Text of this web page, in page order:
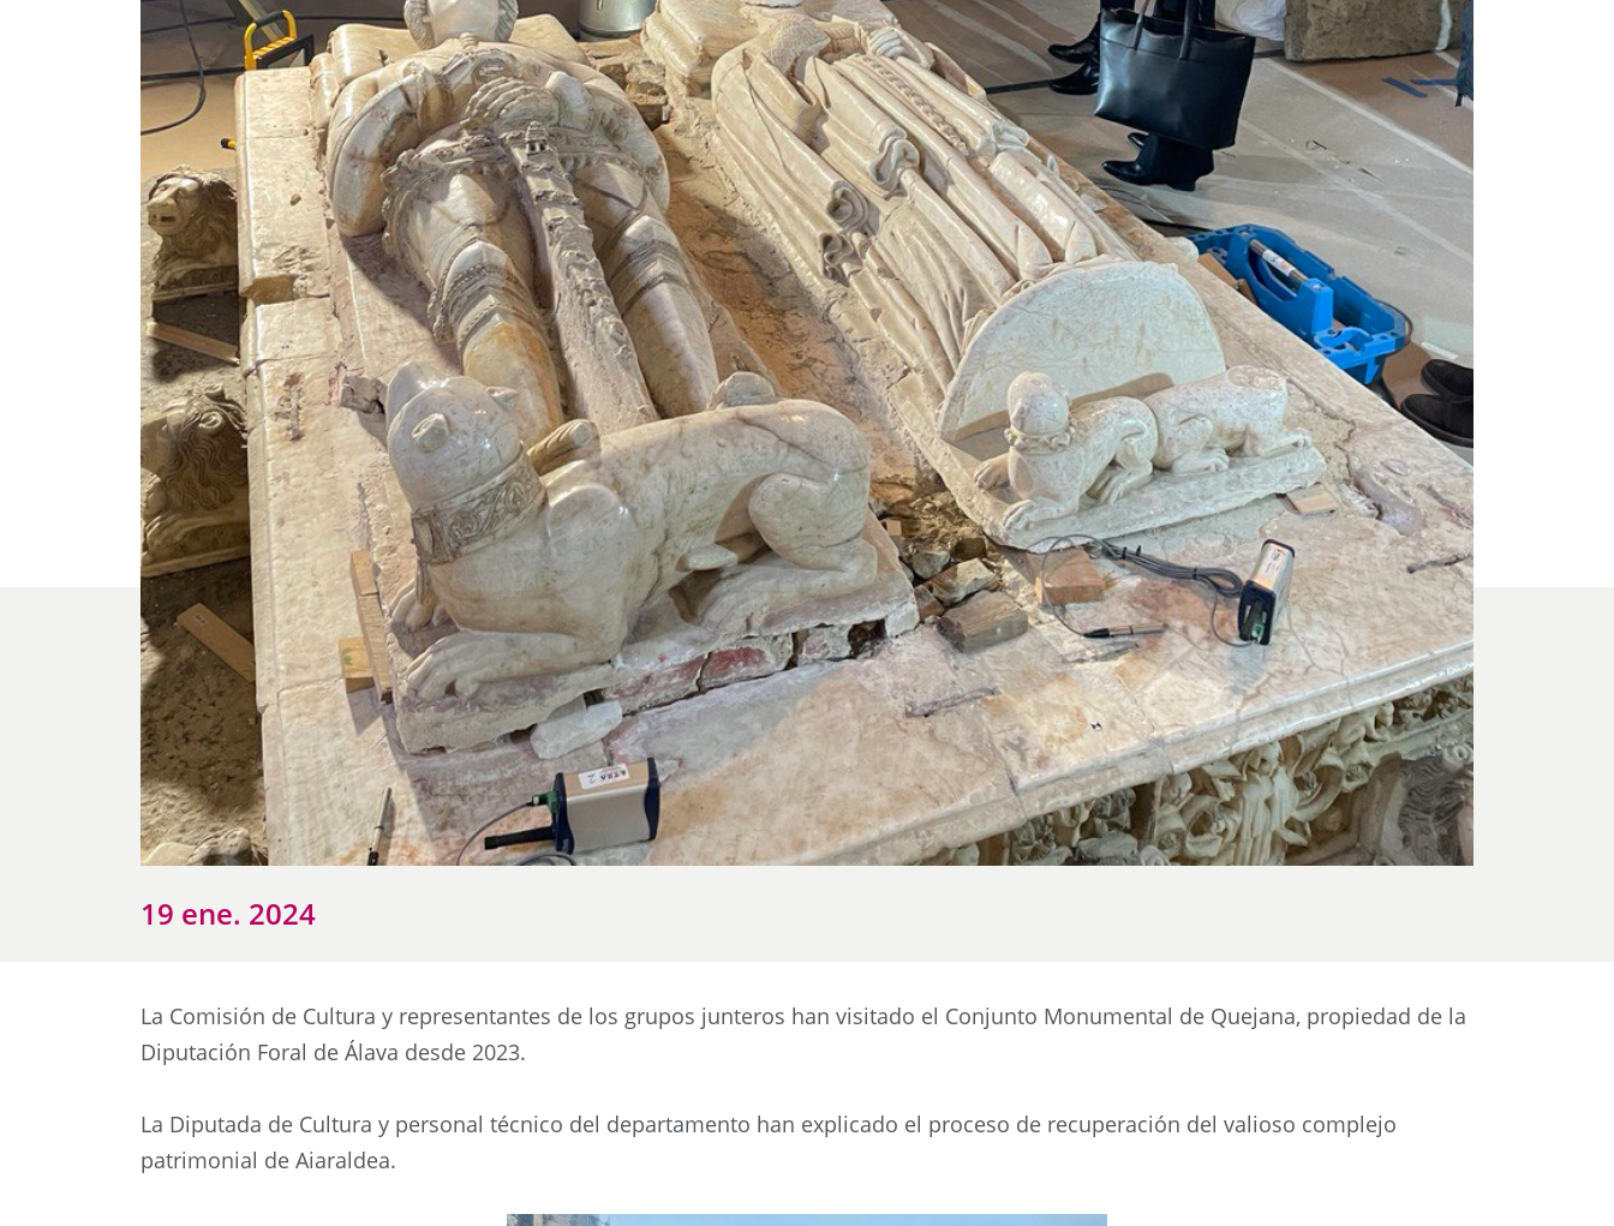
19 ene. 2024
La Comisión de Cultura y representantes de los grupos junteros han visitado el Conjunto Monumental de Quejana, propiedad de la
Diputación Foral de Álava desde 2023.
La Diputada de Cultura y personal técnico del departamento han explicado el proceso de recuperación del valioso complejo
patrimonial de Aiaraldea.